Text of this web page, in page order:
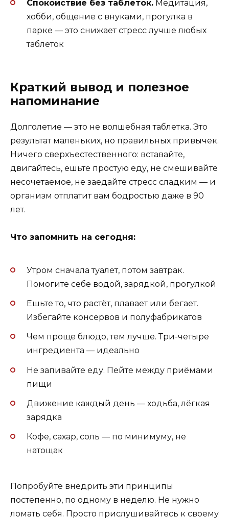
Спокойствие без таблеток. Медитация,
хобби, общение с внуками, прогулка в
парке — это снижает стресс лучше любых
таблеток
Краткий вывод и полезное
напоминание
Долголетие — это не волшебная таблетка. Это
результат маленьких, но правильных привычек.
Ничего сверхъестественного: вставайте,
двигайтесь, ешьте простую еду, не смешивайте
несочетаемое, не заедайте стресс сладким — и
организм отплатит вам бодростью даже в 90
лет.
Что запомнить на сегодня:
Утром сначала туалет, потом завтрак.
Помогите себе водой, зарядкой, прогулкой
Ешьте то, что растёт, плавает или бегает.
Избегайте консервов и полуфабрикатов
Чем проще блюдо, тем лучше. Три-четыре
ингредиента — идеально
Не запивайте еду. Пейте между приёмами
пищи
Движение каждый день — ходьба, лёгкая
зарядка
Кофе, сахар, соль — по минимуму, не
натощак
Попробуйте внедрить эти принципы
постепенно, по одному в неделю. Не нужно
ломать себя. Просто прислушивайтесь к своему